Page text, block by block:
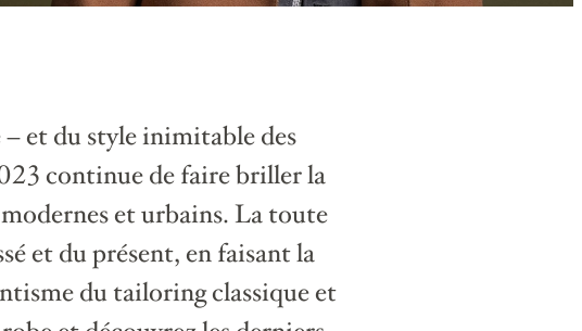
et du style inimitable des
continue de faire briller la
et urbains. La toute
et du présent, en faisant la
du tailoring classique et